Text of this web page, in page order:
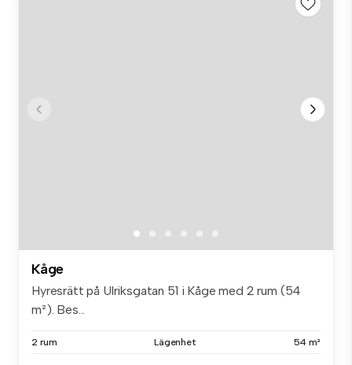
Kåge
Hyresrätt på Ulriksgatan 51 i Kåge med 2 rum (54
m²). Bes...
2 rum Lägenhet 54 m²